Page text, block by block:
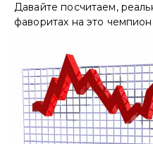
Давайте посчитаем,
фаворитах на это